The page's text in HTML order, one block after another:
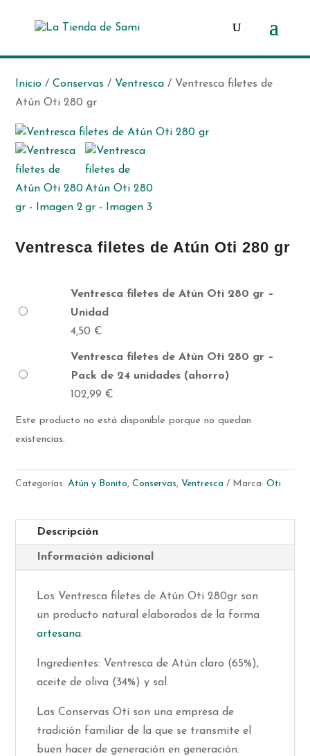
Inicio /Conservas / Ventresca / Ventresca filetes de
Atún Oti 280 gr
Ventresca filetes de Atún Oti 280 gr
Ventresca filetes de Atún Oti 280 gr –
Unidad
4,50€
Ventresca filetes de Atún Oti 280 gr –
Pack de 24 unidades (ahorro)
102,99€
Este producto no está disponible porque no quedan
existencias.
Categorías:Atún y Bonito,Conservas, Ventresca Marca:Oti
Descripción
Información adicional
Los Ventresca filetes de Atún Oti 280gr son
un producto natural elaborados de la forma
artesana.
Ingredientes: Ventresca de Atún claro (65%),
aceite de oliva (34%) y sal.
Las Conservas Oti son una empresa de
tradición familiar de la que se transmite el
buen hacer de generación en generación.